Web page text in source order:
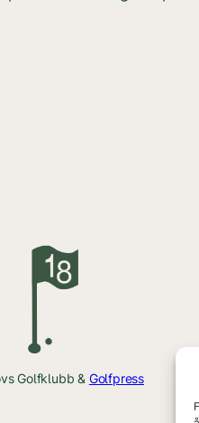
Golfklubb & Golfpress